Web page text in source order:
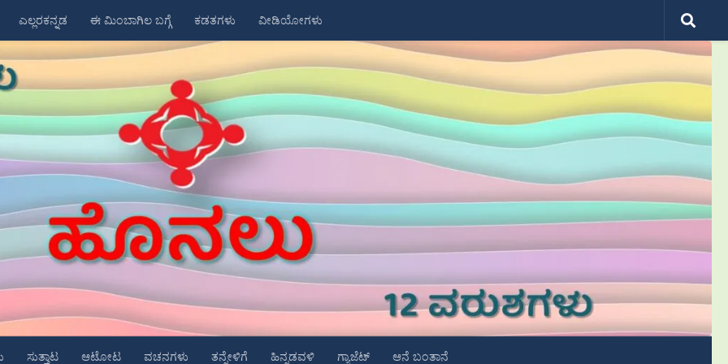
ಎಲ್ಲರಕನ್ನಡ ಈ ಮಿಂಬಾಗಿಲ ಬಗ್ಗೆ ಕಡತಗಳು ವೀಡಿಯೋಗಳು
ಸುತ್ತಾಟ ಆಟೋಟ ವಚನಗಳು ತನ್ನೇಳಿಗೆ ಹಿನ್ನಡವಳಿ ಗ್ಯಾಜೆಟ್ ಆನೆ ಬಂತಾನೆ